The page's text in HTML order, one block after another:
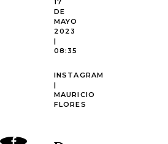
17
DE
MAYO
2023
|
08:35
INSTAGRAM
|
MAURICIO
FLORES